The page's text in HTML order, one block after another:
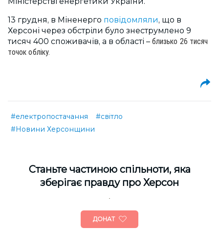
13 грудня, в Міненерго повідомляли, що в
Херсоні через обстріли було знеструмлено 9
тисяч 400 споживачів, а в області – близько 26 тисяч
точок обліку.
#електропостачання
#світло
#Новини Херсонщини
Cтаньте частиною спільноти, яка
зберігає правду про Херсон
ДОНАТ